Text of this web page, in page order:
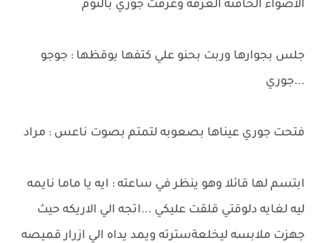
الاضواء الخافته الغرفه وغرقت جوري بالنوم
جلس بجوارها وربت بحنو علي كتفها يوقظها : جوجو
...جوري
فتحت جوري عيناها بصعوبه لتمتم بصوت ناعس : مراد
ابتسم لها قائلا وهو ينظر في ساعته : ايه يا ماما نايمه
ليه لغايه دلوقتي قلقت عليكي ...اتجه الي الاريكه حيث
جهزت ملابسه ليخلعةسترته ويمد يداه الي ازرار قميصه